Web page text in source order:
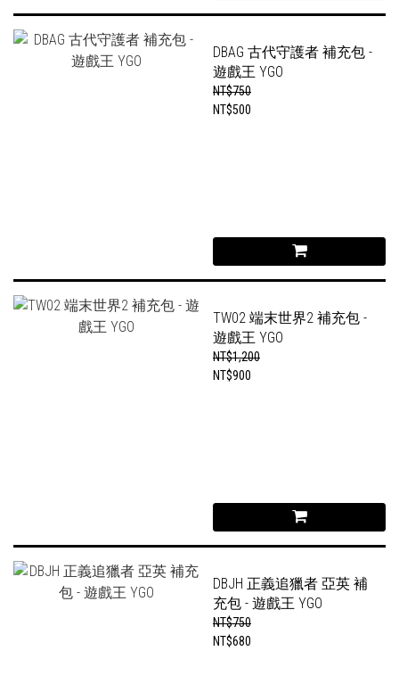
DBAG 古代守護者 補充包 -
遊戲王 YGO
NT$750
NT$500
TW02 端末世界2 補充包 -
遊戲王 YGO
NT$1,200
NT$900
DBJH 正義追獵者 亞英 補
充包 - 遊戲王 YGO
NT$750
NT$680